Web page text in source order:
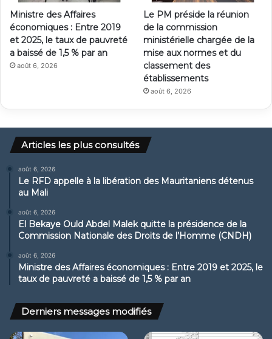
Ministre des Affaires
économiques : Entre 2019
et 2025, le taux de pauvreté
a baissé de 1,5 % par an
août 6, 2026
Le PM préside la réunion
de la commission
ministérielle chargée de la
mise aux normes et du
classement des
établissements
août 6, 2026
Articles les plus consultés
août 6, 2026
Le RFD appelle à la libération des Mauritaniens détenus
au Mali
août 6, 2026
El Bekaye Ould Abdel Malek quitte la présidence de la
Commission Nationale des Droits de l’Homme (CNDH)
août 6, 2026
Ministre des Affaires économiques : Entre 2019 et 2025, le
taux de pauvreté a baissé de 1,5 % par an
Derniers messages modifiés